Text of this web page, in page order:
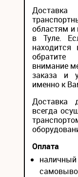
Доставка
областям и
в Туле.
находится
внимание
заказа и
именно к
Доставка
всегда
Оплата